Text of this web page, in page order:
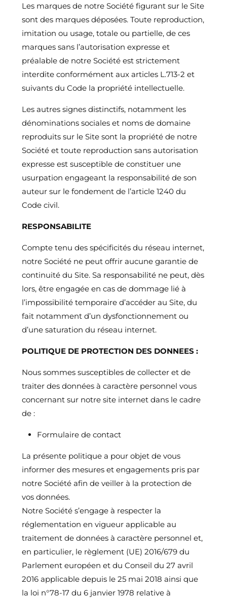
Les marques de notre Société figurant sur le Site
sont des marques déposées. Toute reproduction,
imitation ou usage, totale ou partielle, de ces
marques sans l’autorisation expresse et
préalable de notre Société est strictement
interdite conformément aux articles L.713-2 et
suivants du Code la propriété intellectuelle.
Les autres signes distinctifs, notamment les
dénominations sociales et noms de domaine
reproduits sur le Site sont la propriété de notre
Société et toute reproduction sans autorisation
expresse est susceptible de constituer une
usurpation engageant la responsabilité de son
auteur sur le fondement de l’article 1240 du
Code civil.
RESPONSABILITE
Compte tenu des spécificités du réseau internet,
notre Société ne peut offrir aucune garantie de
continuité du Site. Sa responsabilité ne peut, dès
lors, être engagée en cas de dommage lié à
l’impossibilité temporaire d’accéder au Site, du
fait notamment d’un dysfonctionnement ou
d’une saturation du réseau internet.
POLITIQUE DE PROTECTION DES DONNEES :
Nous sommes susceptibles de collecter et de
traiter des données à caractère personnel vous
concernant sur notre site internet dans le cadre
de :
Formulaire de contact
La présente politique a pour objet de vous
informer des mesures et engagements pris par
notre Société afin de veiller à la protection de
vos données.
Notre Société s’engage à respecter la
réglementation en vigueur applicable au
traitement de données à caractère personnel et,
en particulier, le règlement (UE) 2016/679 du
Parlement européen et du Conseil du 27 avril
2016 applicable depuis le 25 mai 2018 ainsi que
la loi n°78-17 du 6 janvier 1978 relative à